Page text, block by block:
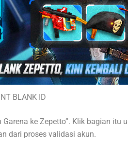
BLANK ID
ke Zepetto”. Klik bagian itu
dari proses validasi akun.